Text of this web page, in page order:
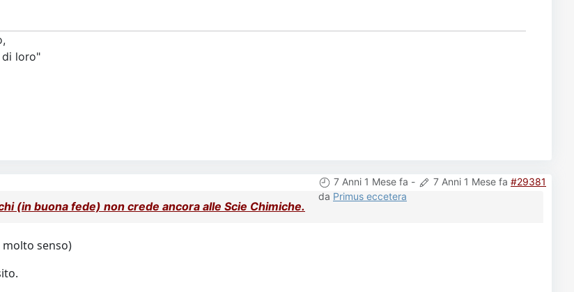
di loro"
7 Anni 1 Mese fa - 7 Anni 1 Mese fa #29381
da Primus eccetera
(in buona fede) non crede ancora alle Scie Chimiche.
senso)